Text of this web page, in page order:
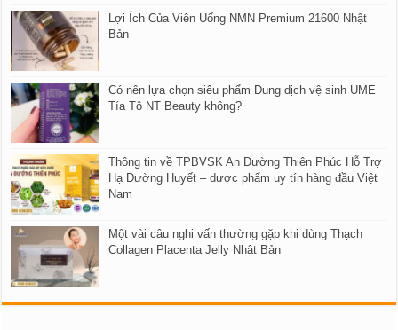
Lợi Ích Của Viên Uống NMN Premium 21600 Nhật
Bản
Có nên lựa chọn siêu phẩm Dung dịch vệ sinh UME
Tía Tô NT Beauty không?
Thông tin về TPBVSK An Đường Thiên Phúc Hỗ Trợ
Hạ Đường Huyết – dược phẩm uy tín hàng đầu Việt
Nam
Một vài câu nghi vấn thường gặp khi dùng Thạch
Collagen Placenta Jelly Nhật Bản